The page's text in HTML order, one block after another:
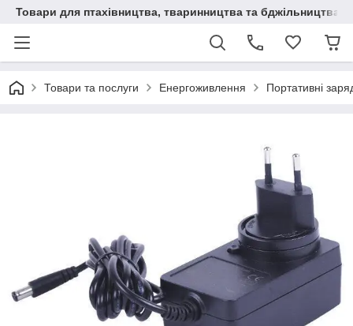
Товари для птахівництва, тваринництва та бджільництва
Товари та послуги Енергоживлення Портативні